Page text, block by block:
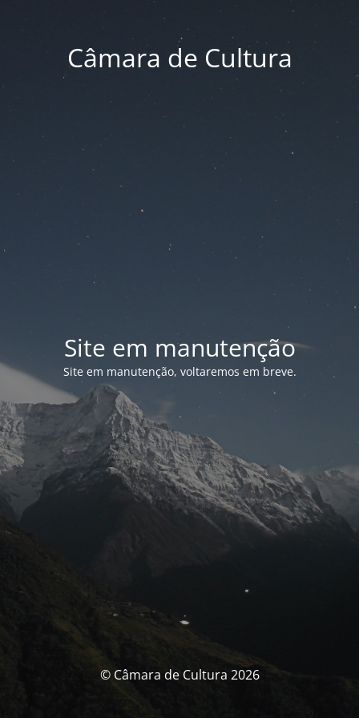
Câmara de Cultura
Site em manutenção
Site em manutenção, voltaremos em breve.
© Câmara de Cultura 2026